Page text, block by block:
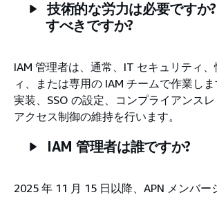
技術的な労力は必要ですか
すべきですか?
IAM 管理者は、通常、IT セキュリティ
ィ、または専用の IAM チームで作業し
実装、SSO の設定、コンプライアンスレ
アクセス制御の維持を行います。
IAM 管理者は誰ですか?
2025 年 11 月 15 日以降、APN メンバー